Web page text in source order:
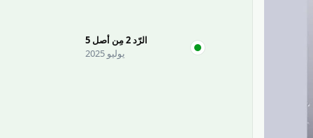
الرّد2مِن أصل 5
يوليو 2025